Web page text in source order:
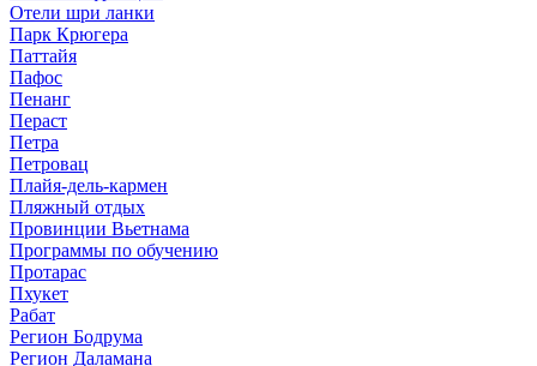
Отели шри ланки
Парк Крюгера
Паттайя
Пафос
Пенанг
Пераст
Петра
Петровац
Плайя-дель-кармен
Пляжный отдых
Провинции Вьетнама
Программы по обучению
Протарас
Пхукет
Рабат
Регион Бодрума
Регион Даламана